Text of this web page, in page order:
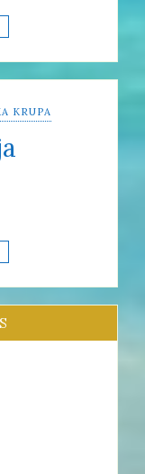
KRUPA